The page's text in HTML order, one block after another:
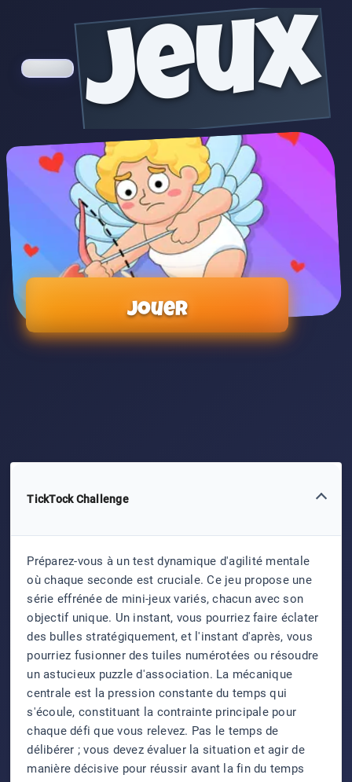
jeux
Jouer
TickTock Challenge
Préparez-vous à un test dynamique d'agilité mentale
où chaque seconde est cruciale. Ce jeu propose une
série effrénée de mini-jeux variés, chacun avec son
objectif unique. Un instant, vous pourriez faire éclater
des bulles stratégiquement, et l'instant d'après, vous
pourriez fusionner des tuiles numérotées ou résoudre
un astucieux puzzle d'association. La mécanique
centrale est la pression constante du temps qui
s'écoule, constituant la contrainte principale pour
chaque défi que vous relevez. Pas le temps de
délibérer ; vous devez évaluer la situation et agir de
manière décisive pour réussir avant la fin du temps